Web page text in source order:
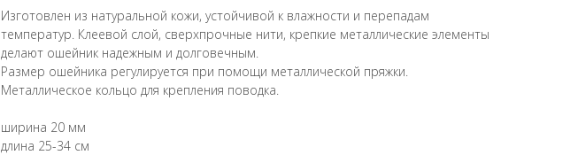
Изготовлен из натуральной кожи, устойчивой к влажности и перепадам
температур. Клеевой слой, сверхпрочные нити, крепкие металлические элементы
делают ошейник надежным и долговечным.
Размер ошейника регулируется при помощи металлической пряжки.
Металлическое кольцо для крепления поводка.
ширина 20 мм
длина 25-34 см